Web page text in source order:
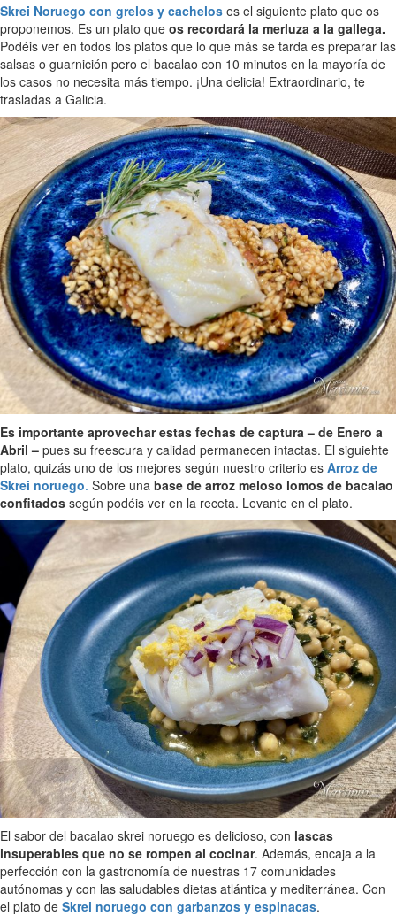
Skrei Noruego con grelos y cachelos es el siguiente plato que os
proponemos. Es un plato que os recordará la merluza a la gallega.
Podéis ver en todos los platos que lo que más se tarda es preparar las
salsas o guarnición pero el bacalao con 10 minutos en la mayoría de
los casos no necesita más tiempo. ¡Una delicia! Extraordinario, te
trasladas a Galicia.
Es importante aprovechar estas fechas de captura – de Enero a
Abril – pues su freescura y calidad permanecen intactas. El siguiehte
plato, quizás uno de los mejores según nuestro criterio es Arroz de
Skrei noruego. Sobre una base de arroz meloso lomos de bacalao
confitados según podéis ver en la receta. Levante en el plato.
El sabor del bacalao skrei noruego es delicioso, con lascas
insuperables que no se rompen al cocinar. Además, encaja a la
perfección con la gastronomía de nuestras 17 comunidades
autónomas y con las saludables dietas atlántica y mediterránea. Con
el plato de Skrei noruego con garbanzos y espinacas.